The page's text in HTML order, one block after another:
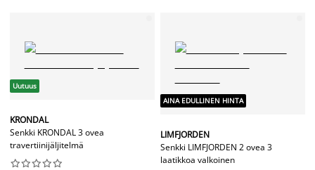
Uutuus
KRONDAL
Senkki KRONDAL 3 ovea
travertiinijäljitelmä






AINA EDULLINEN HINTA
LIMFJORDEN
Senkki LIMFJORDEN 2 ovea 3
laatikkoa valkoinen